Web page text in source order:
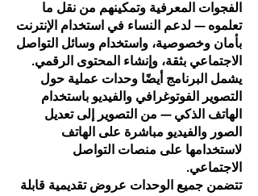
الفجوات المعرفية وتمكينهم من نقل ما
تعلموه — لدعم النساء في استخدام الإنترنت
بأمان وخصوصية، واستخدام وسائل التواصل
الاجتماعي بثقة، وإنشاء المحتوى الرقمي.
يشمل البرنامج أيضًا وحدات عملية حول
التصوير الفوتوغرافي والفيديو باستخدام
الهاتف الذكي — من التصوير إلى تعديل
الصور والفيديو مباشرة على الهاتف
لاستخدامها على منصات التواصل
الاجتماعي.
تتضمن جميع الوحدات عروض تقديمية قابلة